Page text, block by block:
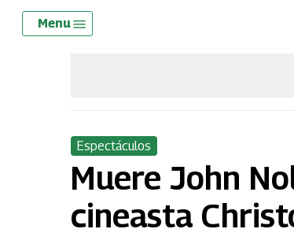
Skip
Menu
Espectáculos
Muere John
cineasta
Menu